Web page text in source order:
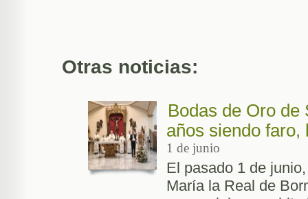
Otras noticias:
Bodas de Oro
años siendo faro,
1 de junio
El pasado 1 de
María la Real de